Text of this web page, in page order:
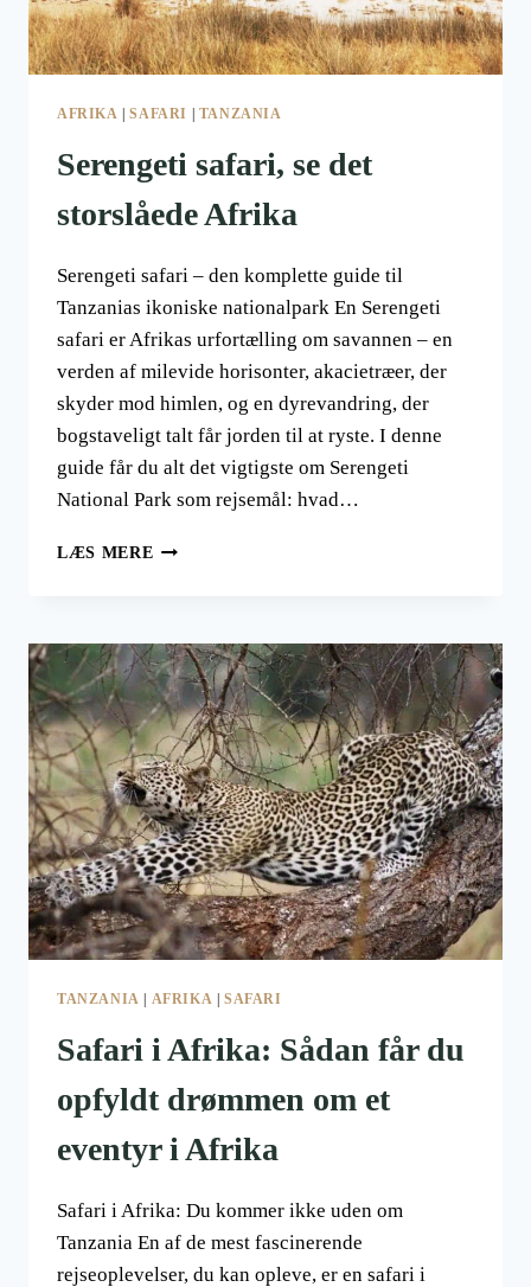
AFRIKA |SAFARI TANZANIA
Serengeti safari, se det
storslåede Afrika
Serengeti safari – den komplette guide til
Tanzanias ikoniske nationalpark En Serengeti
safari er Afrikas urfortælling om savannen – en
verden af milevide horisonter, akacietræer, der
skyder mod himlen, og en dyrevandring, der
bogstaveligt talt får jorden til at ryste. I denne
guide får du alt det vigtigste om Serengeti
National Park som rejsemål: hvad…
LÆS MERE SERENGETI
STORSLÅEDE
AFRIKA
TANZANIA | AFRIKA | SAFARI
Safari i Afrika: Sådan får du
opfyldt drømmen om et
eventyr i Afrika
Safari i Afrika: Du kommer ikke uden om
Tanzania En af de mest fascinerende
rejseoplevelser, du kan opleve, er en safari i